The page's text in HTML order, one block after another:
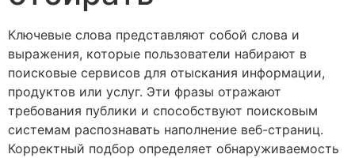
Ключевые слова представляют собой слова и
выражения, которые пользователи набирают в
поисковые сервисов для отыскания информации,
продуктов или услуг. Эти фразы отражают
требования публики и способствуют поисковым
системам распознавать наполнение веб-страниц.
Корректный подбор определяет обнаруживаемость